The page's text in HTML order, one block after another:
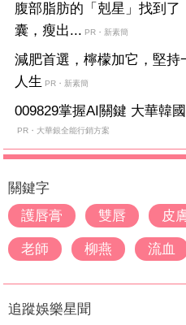
腹部脂肪的「剋星」找到
囊，瘦出... PR・新素簡
減肥首選，檸檬加它，堅
人生 PR・新素簡
009829掌握AI關鍵 大華韓
PR・大華銀全能行銷方案
關鍵字
護唇膏
雙唇 皮
老師 柳燕 流血
追蹤娛樂星聞